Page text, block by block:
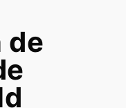
de